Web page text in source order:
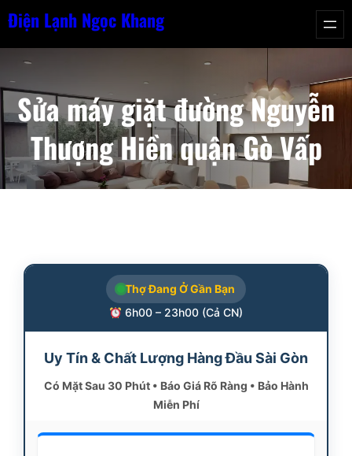
Chuyển
nội
dung
Điện Lạnh Ngọc Khang
Sửa máy giặt đường Nguyễn
Thượng Hiền quận Gò Vấp
Thợ Đang Ở Gần Bạn
6h00 – 23h00 (Cả CN)
Uy Tín & Chất Lượng Hàng Đầu Sài Gòn
Có Mặt Sau 30 Phút • Báo Giá Rõ Ràng • Bảo Hành
Miễn Phí